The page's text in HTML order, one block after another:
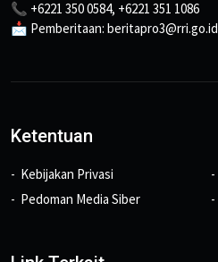
📞 +6221 350 0584, +6221 351 1086
📩 Pemberitaan: beritapro3@rri.go.id
Ketentuan
Kebijakan Privasi
Pedoman Media Siber